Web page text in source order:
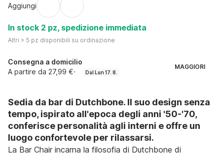
Aggiungi
In stock 2 pz, spedizione immediata
Altri > 5 pz disponibili su ordinazione
Consegna a domicilio
A partire da 27,99 €· Dal Lun 17. 8.
MAGGIORI
Sedia da bar di Dutchbone. Il suo design senza
tempo, ispirato all'epoca degli anni '50-'70,
conferisce personalità agli interni e offre un
luogo confortevole per rilassarsi.
La Bar Chair incarna la filosofia di Dutchbone di